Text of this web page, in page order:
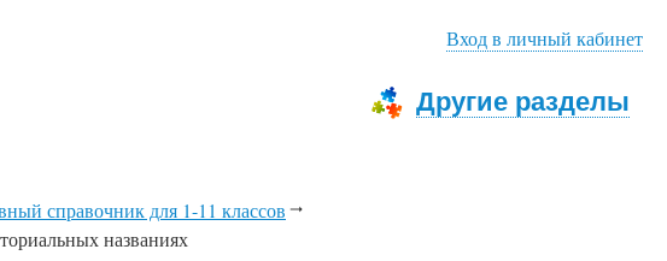
Вход в личный кабинет
Другие разделы
справочник для 1-11 классов
названиях